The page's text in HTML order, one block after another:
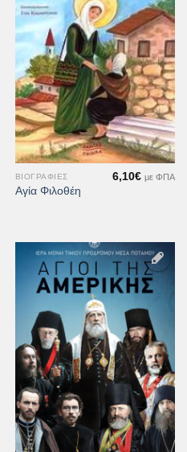
Προσθήκη
στη Λίστα
Επιθυμιών
ΒΙΟΓΡΑΦΊΕΣ
Αγία Φιλοθέη
6,10€ με ΦΠΑ
Προσθήκη
στη Λίστα
Επιθυμιών